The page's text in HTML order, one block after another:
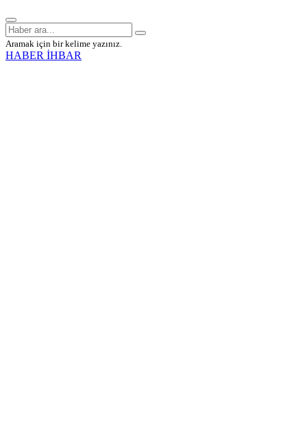
Aramak için bir kelime yazınız.
HABER İHBAR